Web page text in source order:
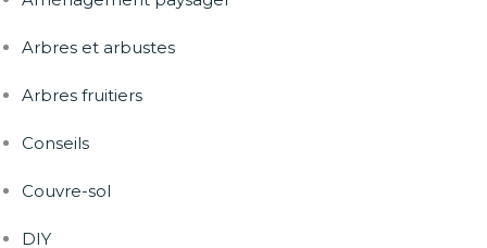
Arbres et arbustes
Arbres fruitiers
Conseils
Couvre-sol
DIY